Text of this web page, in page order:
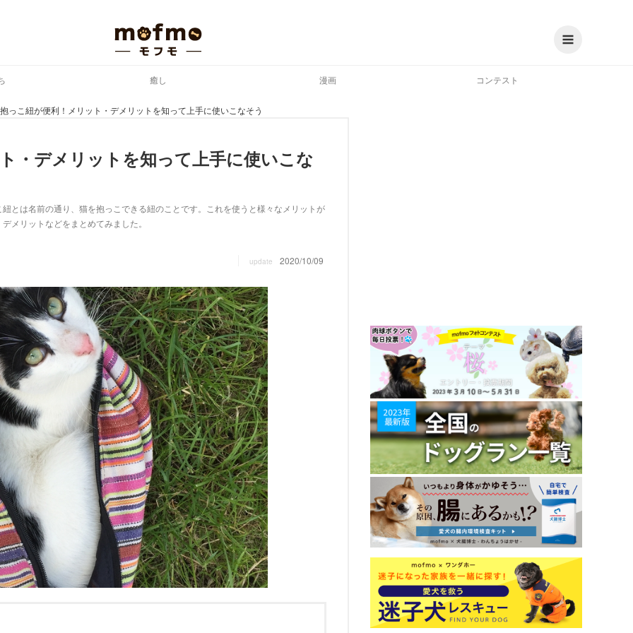
癒し 漫画 コンテスト
っこ紐が便利！メリット・デメリットを知って上手に使いこなそう
・デメリットを知って上手に使いこな
とは名前の通り、猫を抱っこできる紐のことです。これを使うと様々なメリットが
メリットなどをまとめてみました。
update 2020/10/09